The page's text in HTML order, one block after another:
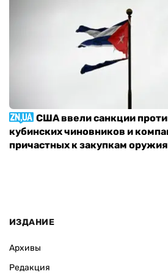
США ввели санкции
кубинских чиновников и
причастных к закупкам оружия
ИЗДАНИЕ
Архивы
Редакция